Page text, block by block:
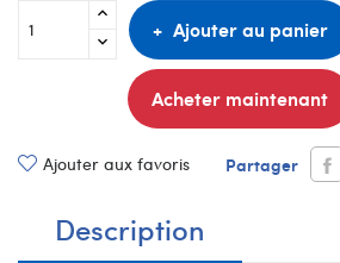
Ajouter au panier
Acheter maintenant
Ajouter aux favoris Partager
Description